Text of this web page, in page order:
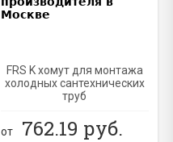
FRS K хомут для монтажа
холодных сантехнических
труб
от 762.19 руб.